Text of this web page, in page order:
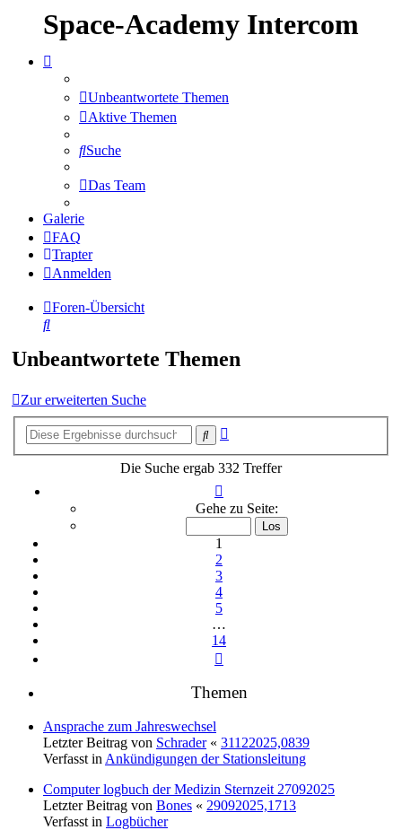
Space-Academy Intercom
Unbeantwortete Themen
Aktive Themen
Suche
Das Team
Galerie
FAQ
Trapter
Anmelden
Foren-Übersicht
Suche
Unbeantwortete Themen
Zur erweiterten Suche
Suche
Die Suche ergab 332 Treffer
1
von
14
Gehe zu Seite:
1
2
3
4
5
…
14
Themen
Ansprache zum Jahreswechsel
Letzter Beitrag von Schrader« 31122025,0839
Verfasst in Ankündigungen der Stationsleitung
Computer logbuch der Medizin Sternzeit 27092025
Letzter Beitrag von Bones « 29092025,1713
Verfasst in Logbücher